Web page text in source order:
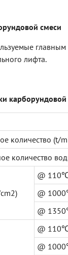
ой смеси
лифта.
карборундовой
количество (t/
количество
@
@
@
@
@